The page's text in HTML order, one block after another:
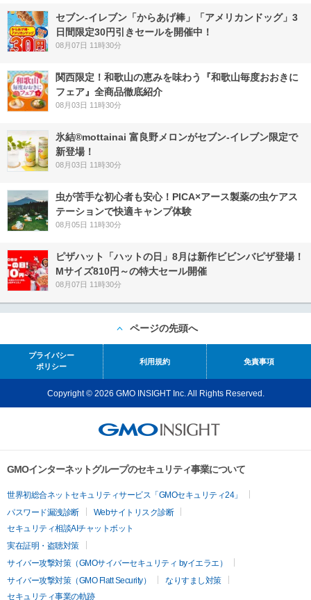
セブン‐イレブン「からあげ棒」「アメリカンドッグ」3
日間限定30円引きセールを開催中！
08月07日 11時30分
関西限定！和歌山の恵みを味わう『和歌山毎度おおきに
フェア』全商品徹底紹介
08月03日 11時30分
氷結®mottainai 富良野メロンがセブン‐イレブン限定で
新登場！
08月03日 11時30分
虫が苦手な初心者も安心！PICA×アース製薬の虫ケアス
テーションで快適キャンプ体験
08月05日 11時30分
ピザハット「ハットの日」8月は新作ビビンバピザ登場！
Mサイズ810円～の特大セール開催
08月07日 11時30分
ページの先頭へ
プライバシー
ポリシー
利用規約 免責事項
Copyright © 2026 GMO INSIGHT Inc. All Rights Reserved.
GMOインターネットグループのセキュリティ事業について
世界初総合ネットセキュリティサービス「GMOセキュリティ24」
パスワード漏洩診断
Webサイトリスク診断
セキュリティ相談AIチャットボット
実在証明・盗聴対策
サイバー攻撃対策（GMOサイバーセキュリティ byイエラエ）
サイバー攻撃対策（GMO Flatt Security）
なりすまし対策
セキュリティ事業の軌跡